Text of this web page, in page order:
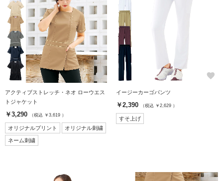
favorite
アクティブストレッチ・ネオ ローウエス
トジャケット
￥3,290 （税込 ￥3,619 ）
オリジナルプリント オリジナル刺繍
ネーム刺繍
favorite
イージーカーゴパンツ
￥2,390 （税込 ￥2,629 ）
すそ上げ